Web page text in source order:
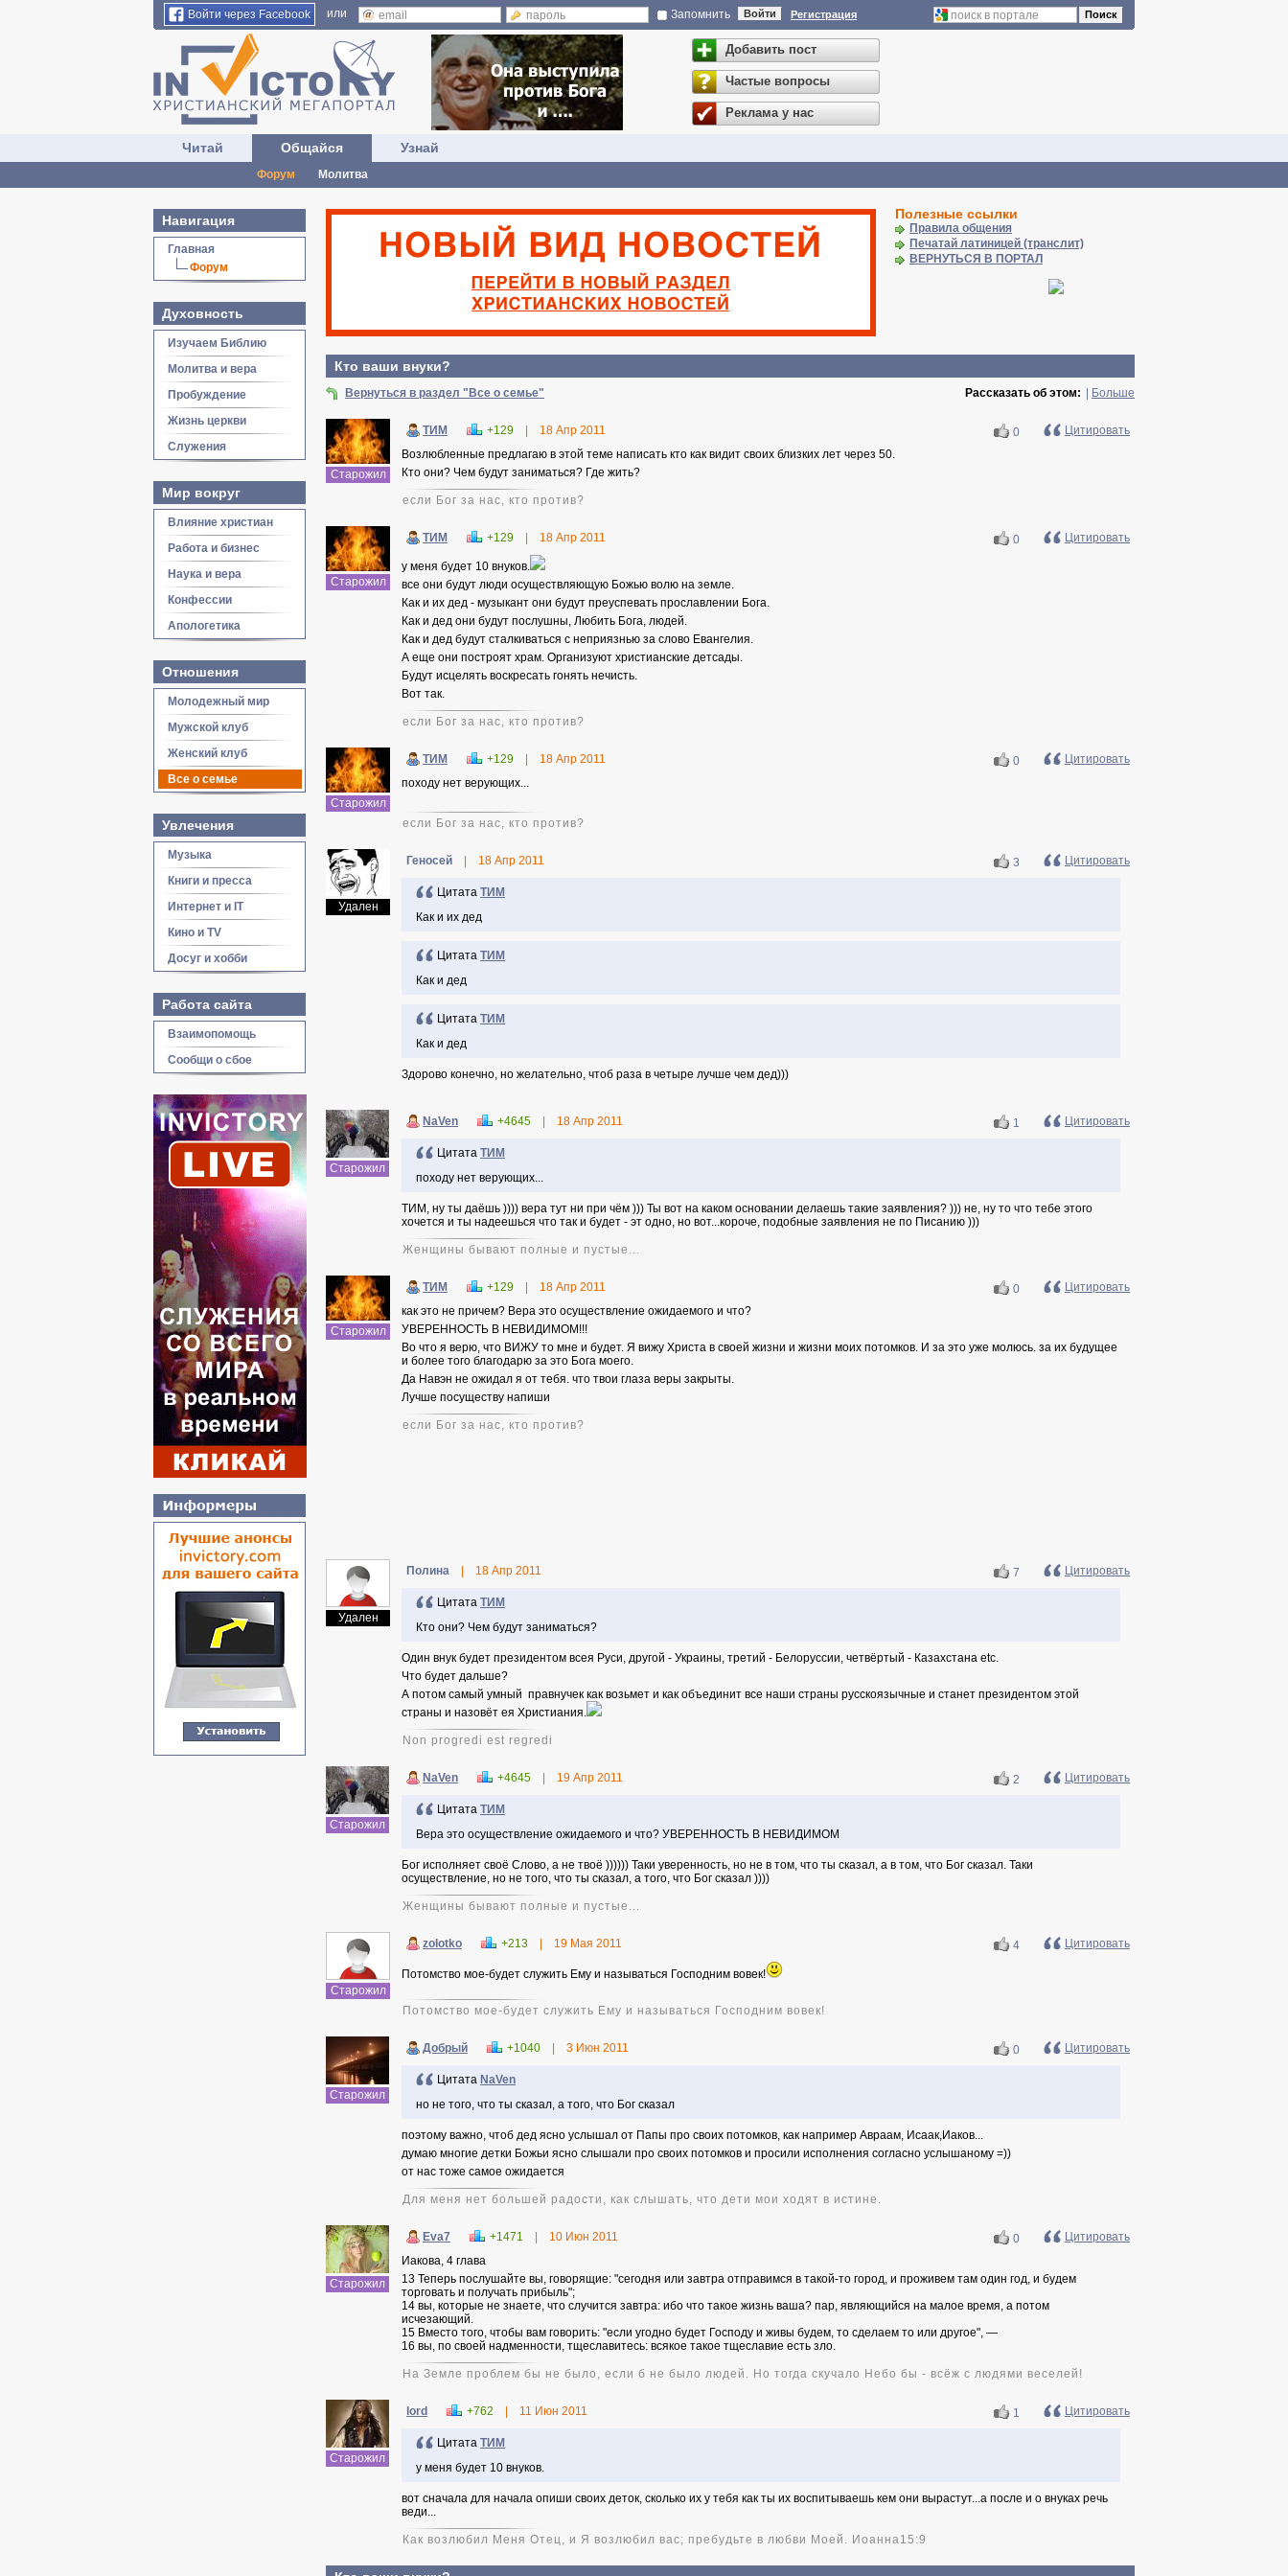
Войти через Facebook или Запомнить Войти Регистрация Поиск
Добавить пост
Частые вопросы
Реклама у нас
Читай Общайся
Форум Молитва
Узнай
Навигация
Главная
Форум
Духовность
Изучаем Библию
Молитва и вера
Пробуждение
Жизнь церкви
Служения
Мир вокруг
Влияние христиан
Работа и бизнес
Наука и вера
Конфессии
Апологетика
Отношения
Молодежный мир
Мужской клуб
Женский клуб
Все о семье
Увлечения
Музыка
Книги и пресса
Интернет и IT
Кино и TV
Досуг и хобби
Работа сайта
Взаимопомощь
Сообщи о сбое
Полезные ссылки
Правила общения
Печатай латиницей (транслит)
ВЕРНУТЬСЯ В ПОРТАЛ
Кто ваши внуки?
Вернуться в раздел "Все о семье" Больше
Рассказать об этом:
Старожил
ТИМ +129 18 Апр 2011 0
Цитировать
Возлюбленные предлагаю в этой теме написать кто как видит своих близких лет через 50.
Кто они? Чем будут заниматься? Где жить?
если Бог за нас, кто против?
Старожил
ТИМ +129 18 Апр 2011 0 Цитировать
у меня будет 10 внуков.
все они будут люди осуществляющую Божью волю на земле.
Как и их дед - музыкант они будут преуспевать прославлении Бога.
Как и дед они будут послушны, Любить Бога, людей.
Как и дед будут сталкиваться с неприязнью за слово Евангелия.
А еще они построят храм. Организуют христианские детсады.
Будут исцелять воскресать гонять нечисть.
Вот так.
если Бог за нас, кто против?
Старожил
ТИМ +129 18 Апр 2011 0
Цитировать
походу нет верующих...
если Бог за нас, кто против?
Удален
Геносей 18 Апр 2011 3 Цитировать
Цитата ТИМ
Как и их дед
Цитата ТИМ
Как и дед
Цитата ТИМ
Как и дед
Здорово конечно, но желательно, чтоб раза в четыре лучше чем дед)))
Старожил
NaVen +4645 18 Апр 2011 1 Цитировать
Цитата ТИМ
походу нет верующих...
ТИМ, ну ты даёшь )))) вера тут ни при чём ))) Ты вот на каком основании делаешь такие заявления? ))) не, ну то что тебе этого
хочется и ты надеешься что так и будет - эт одно, но вот...короче, подобные заявления не по Писанию )))
Женщины бывают полные и пустые...
Старожил
ТИМ +129 18 Апр 2011 0
Цитировать
как это не причем? Вера это осуществление ожидаемого и что?
УВЕРЕННОСТЬ В НЕВИДИМОМ!!!
Во что я верю, что ВИЖУ то мне и будет. Я вижу Христа в своей жизни и жизни моих потомков. И за это уже молюсь. за их будущее
и более того благодарю за это Бога моего.
Да Навэн не ожидал я от тебя. что твои глаза веры закрыты.
Лучше посуществу напиши
если Бог за нас, кто против?
Удален
Полина 18 Апр 2011 7 Цитировать
Цитата ТИМ
Кто они? Чем будут заниматься?
Один внук будет президентом всея Руси, другой - Украины, третий - Белоруссии, четвёртый - Казахстана etc.
Что будет дальше?
А потом самый умный правнучек как возьмет и как объединит все наши страны русскоязычные и станет президентом этой
страны и назовёт ея Христиания.
Non progredi est regredi
Старожил
NaVen +4645 19 Апр 2011 2 Цитировать
Цитата ТИМ
Вера это осуществление ожидаемого и что? УВЕРЕННОСТЬ В НЕВИДИМОМ
Бог исполняет своё Слово, а не твоё )))))) Таки уверенность, но не в том, что ты сказал, а в том, что Бог сказал. Таки
осуществление, но не того, что ты сказал, а того, что Бог сказал ))))
Женщины бывают полные и пустые...
Старожил
zolotko +213 19 Мая 2011 4 Цитировать
Потомство мое-будет служить Ему и называться Господним вовек!
Потомство мое-будет служить Ему и называться Господним вовек!
Старожил
Добрый +1040 3 Июн 2011 0 Цитировать
Цитата NaVen
но не того, что ты сказал, а того, что Бог сказал
поэтому важно, чтоб дед ясно услышал от Папы про своих потомков, как например Авраам, Исаак,Иаков...
думаю многие детки Божьи ясно слышали про своих потомков и просили исполнения согласно услышаному =))
от нас тоже самое ожидается
Для меня нет большей радости, как слышать, что дети мои ходят в истине.
Старожил
Eva7 +1471 10 Июн 2011 0
Цитировать
Иакова, 4 глава
13 Теперь послушайте вы, говорящие: "сегодня или завтра отправимся в такой-то город, и проживем там один год, и будем
торговать и получать прибыль";
14 вы, которые не знаете, что случится завтра: ибо что такое жизнь ваша? пар, являющийся на малое время, а потом
исчезающий.
15 Вместо того, чтобы вам говорить: "если угодно будет Господу и живы будем, то сделаем то или другое", —
16 вы, по своей надменности, тщеславитесь: всякое такое тщеславие есть зло.
На Земле проблем бы не было, если б не было людей. Но тогда скучало Небо бы - всёж с людями веселей!
Старожил
lord +762 11 Июн 2011 1 Цитировать
Цитата ТИМ
у меня будет 10 внуков.
вот сначала для начала опиши своих деток, сколько их у тебя как ты их воспитываешь кем они вырастут...а после и о внуках речь
веди...
Как возлюбил Меня Отец, и Я возлюбил вас; пребудьте в любви Моей. Иоанна15:9